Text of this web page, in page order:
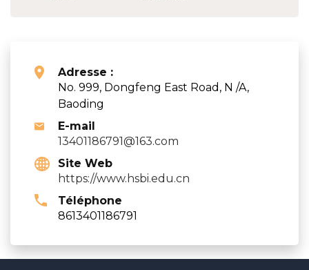
Adresse :
No. 999, Dongfeng East Road, N /A,
Baoding
E-mail
13401186791@163.com
Site Web
https://www.hsbi.edu.cn
Téléphone
8613401186791